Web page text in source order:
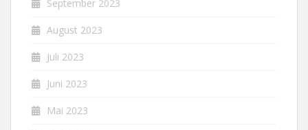
September 2023
August 2023
Juli 2023
Juni 2023
Mai 2023